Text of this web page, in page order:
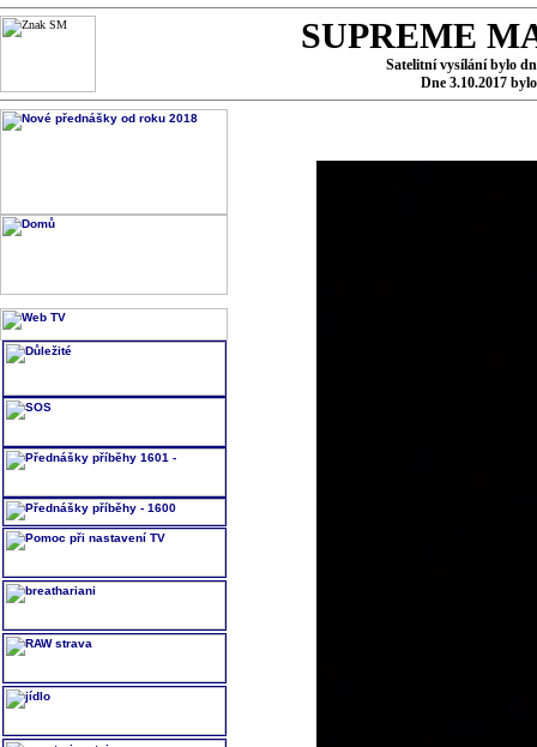
SUPREME
Satelitní vysílání bylo
Dne 3.10.2017